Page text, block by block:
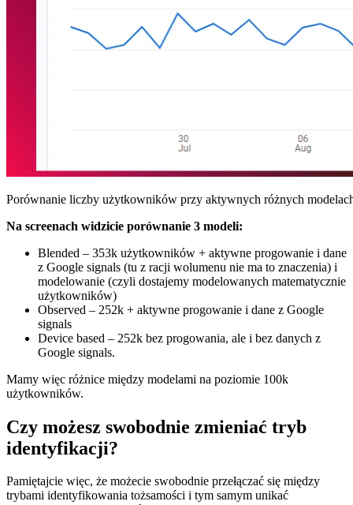
Porównanie liczby użytkowników przy aktywnych różnych
Na screenach widzicie porównanie 3 modeli:
Blended – 353k użytkowników + aktywne progowanie i dane
z Google signals (tu z racji wolumenu nie ma to znaczenia) i
modelowanie (czyli dostajemy modelowanych matematycznie
użytkowników)
Observed – 252k + aktywne progowanie i dane z Google
signals
Device based – 252k bez progowania, ale i bez danych z
Google signals.
Mamy więc różnice między modelami na poziomie 100k
użytkowników.
Czy możesz swobodnie zmieniać tryb
identyfikacji?
Pamiętajcie więc, że możecie swobodnie przełączać się między
trybami identyfikowania tożsamości i tym samym unikać